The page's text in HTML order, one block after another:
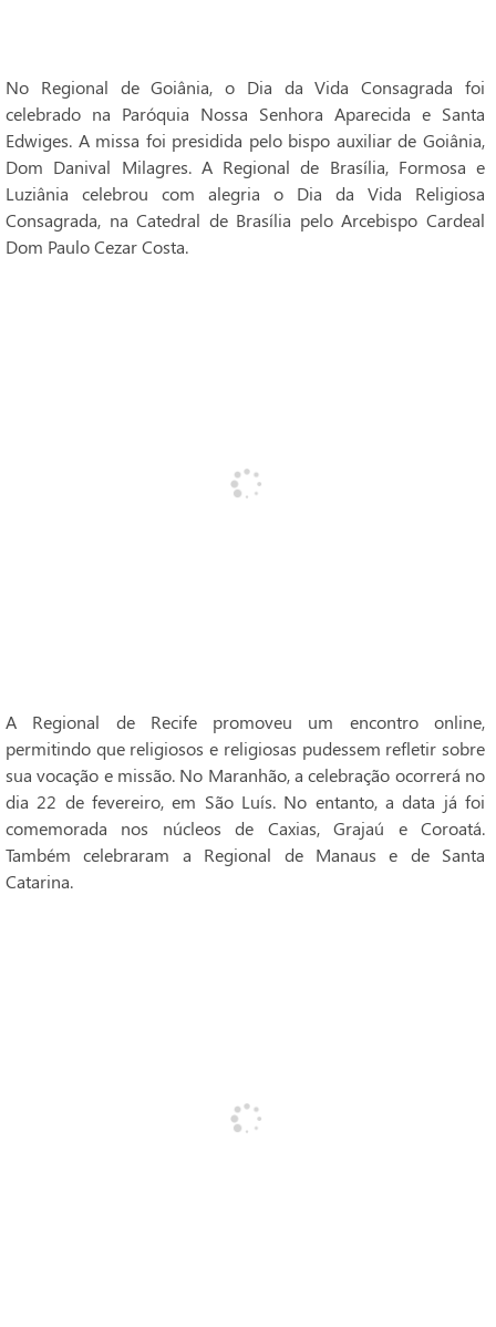
No Regional de Goiânia, o Dia da Vida Consagrada foi
celebrado na Paróquia Nossa Senhora Aparecida e Santa
Edwiges. A missa foi presidida pelo bispo auxiliar de Goiânia,
Dom Danival Milagres. A Regional de Brasília, Formosa e
Luziânia celebrou com alegria o Dia da Vida Religiosa
Consagrada, na Catedral de Brasília pelo Arcebispo Cardeal
Dom Paulo Cezar Costa.
A Regional de Recife promoveu um encontro online,
permitindo que religiosos e religiosas pudessem refletir sobre
sua vocação e missão. No Maranhão, a celebração ocorrerá no
dia 22 de fevereiro, em São Luís. No entanto, a data já foi
comemorada nos núcleos de Caxias, Grajaú e Coroatá.
Também celebraram a Regional de Manaus e de Santa
Catarina.